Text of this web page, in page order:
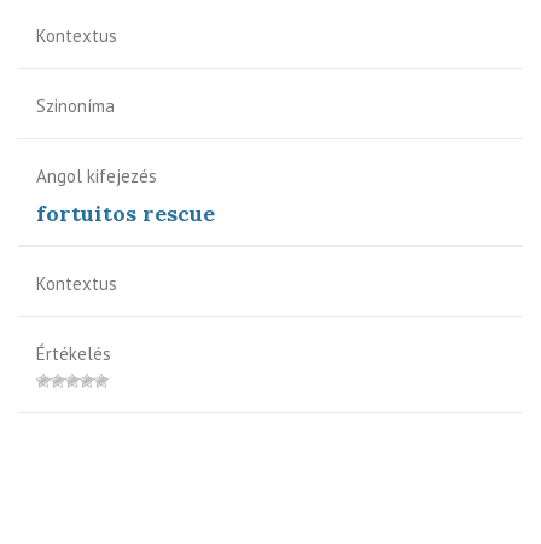
Kontextus
Szinoníma
Angol kifejezés
fortuitos rescue
Kontextus
Értékelés